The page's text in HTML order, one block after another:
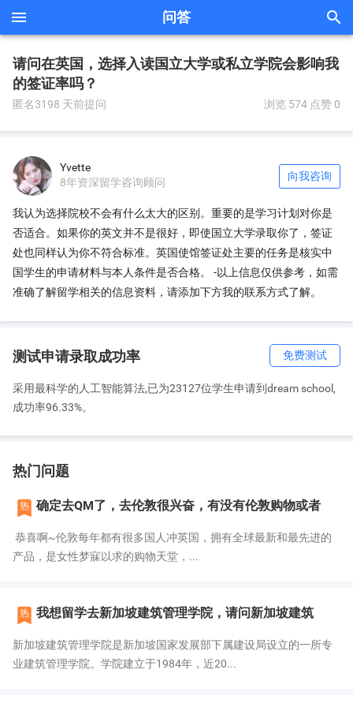
 问答 
请问在英国，选择入读国立大学或私立学院会影响我
的签证率吗？
匿名3198 天前提问 浏览 574 点赞 0
Yvette
8年资深留学咨询顾问
向我咨询
我认为选择院校不会有什么太大的区别。重要的是学习计划对你是
否适合。如果你的英文并不是很好，即使国立大学录取你了，签证
处也同样认为你不符合标准。英国使馆签证处主要的任务是核实中
国学生的申请材料与本人条件是否合格。 -以上信息仅供参考，如需
准确了解留学相关的信息资料，请添加下方我的联系方式了解。
测试申请录取成功率
采用最科学的人工智能算法,已为23127位学生申请到dream school,
成功率96.33%。
免费测试
热门问题

热 确定去QM了，去伦敦很兴奋，有没有伦敦购物或者
恭喜啊~伦敦每年都有很多国人冲英国，拥有全球最新和最先进的
产品，是女性梦寐以求的购物天堂，...

热 我想留学去新加坡建筑管理学院，请问新加坡建筑
新加坡建筑管理学院是新加坡国家发展部下属建设局设立的一所专
业建筑管理学院。学院建立于1984年，近20...